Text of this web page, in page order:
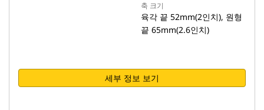
축 크기
육각 끝 52mm(2인치), 원형
끝 65mm(2.6인치)
세부 정보 보기